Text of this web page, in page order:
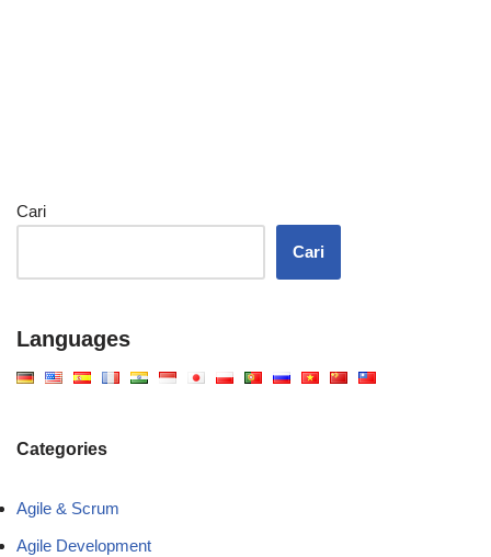
Cari
Cari
Languages
Categories
Agile & Scrum
Agile Development